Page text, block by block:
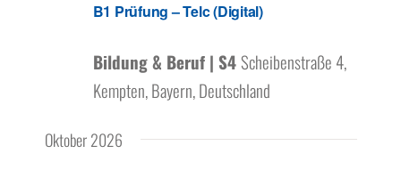
B1 Prüfung – Telc (Digital)
Bildung & Beruf | S4 Scheibenstraße 4,
Kempten, Bayern, Deutschland
Oktober 2026